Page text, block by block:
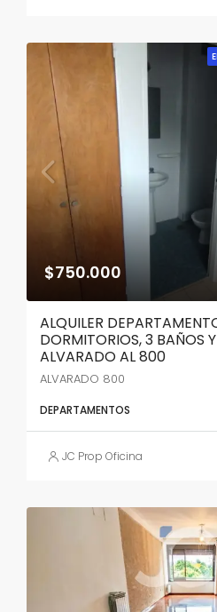
$750.000
ALQUILER
DORMITORIOS, 3 BAÑOS
ALVARADO AL 800
ALVARADO 800
DEPARTAMENTOS
JC Prop Oficina